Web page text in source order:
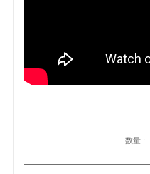
数量 :